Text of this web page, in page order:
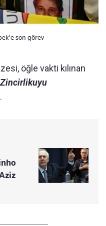
son görev
öğle vakti kılınan
Zincirlikuyu